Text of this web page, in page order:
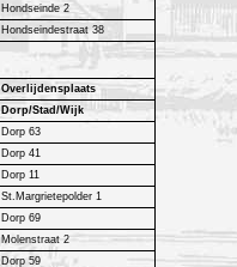
Hondseinde 2
Hondseindestraat 38
Overlijdensplaats
Dorp/Stad/Wijk
Dorp 63
Dorp 41
Dorp 11
St.Margrietepolder 1
Dorp 69
Molenstraat 2
Dorp 59